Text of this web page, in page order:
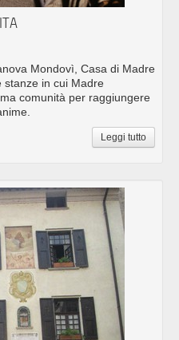
Mondovì, Casa di Madre
stanze in cui Madre
comunità per raggiungere
Leggi tutto